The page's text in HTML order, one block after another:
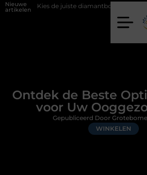
Nieuwe
artikelen
juiste diamantboor voor uw project
Ontdek de Beste
voor Uw
WINKELEN
Gepubliceerd Door